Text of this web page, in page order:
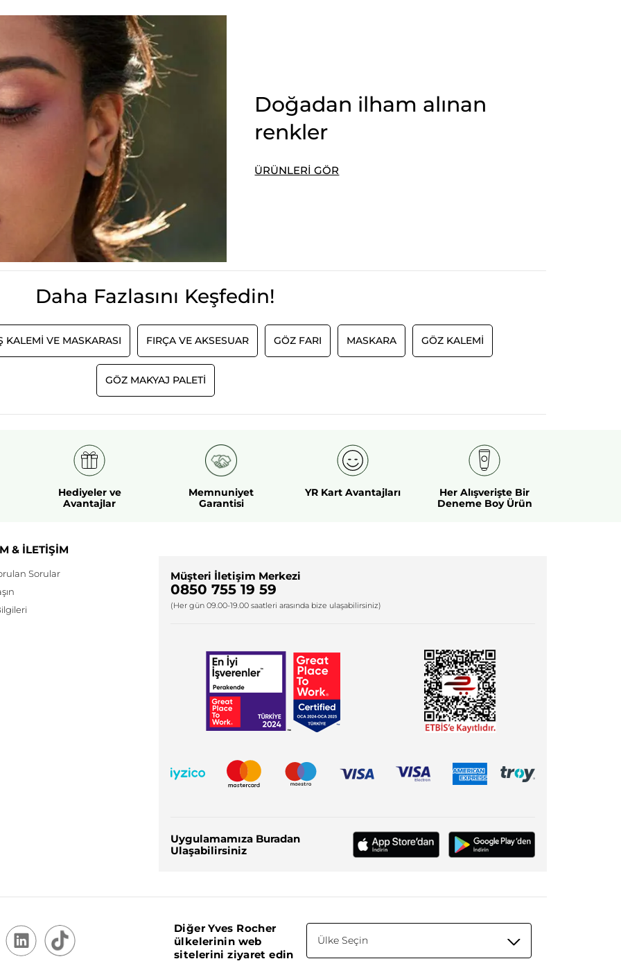
Doğadan ilham alınan
renkler
ÜRÜNLERI GÖR
Daha Fazlasını Keşfedin!
KALEMI VE MASKARASI FIRÇA VE AKSESUAR GÖZ FARI MASKARA GÖZ KALEMI
GÖZ MAKYAJ PALETI
Hediyeler ve
Avantajlar
Memnuniyet
Garantisi
YR Kart Avantajları
Her Alışverişte Bir
Deneme Boy Ürün
& İLETİŞİM
Sorular
Müşteri İletişim Merkezi
0850 755 19 59
(Her gün 09.00-19.00 saatleri arasında bize ulaşabilirsiniz)
Uygulamamıza Buradan
Ulaşabilirsiniz
Diğer Yves Rocher
ülkelerinin web
sitelerini ziyaret edin
Ülke Seçin